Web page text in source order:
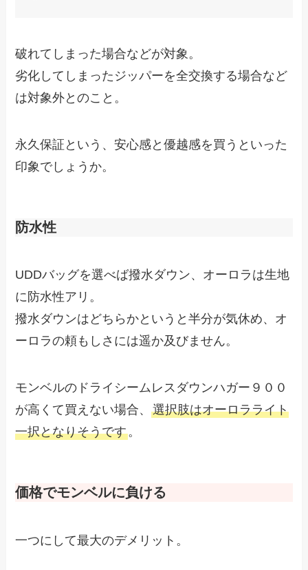
破れてしまった場合などが対象。
劣化してしまったジッパーを全交換する場合など
は対象外とのこと。
永久保証という、安心感と優越感を買うといった
印象でしょうか。
防水性
UDDバッグを選べば撥水ダウン、オーロラは生地
に防水性アリ。
撥水ダウンはどちらかというと半分が気休め、オ
ーロラの頼もしさには遥か及びません。
モンベルのドライシームレスダウンハガー９００
が高くて買えない場合、選択肢はオーロラライト
一択となりそうです。
価格でモンベルに負ける
一つにして最大のデメリット。